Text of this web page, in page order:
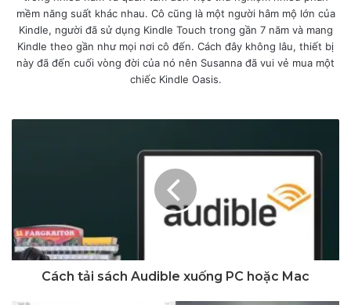
mềm năng suất khác nhau. Cô cũng là một người hâm mộ lớn của
Kindle, người đã sử dụng Kindle Touch trong gần 7 năm và mang
Kindle theo gần như mọi nơi cô đến. Cách đây không lâu, thiết bị
này đã đến cuối vòng đời của nó nên Susanna đã vui vẻ mua một
chiếc Kindle Oasis.
Cách tải sách Audible xuống PC hoặc Mac